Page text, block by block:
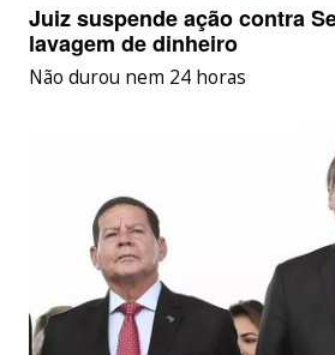
Juiz suspende ação contra
lavagem de dinheiro
Não durou nem 24 horas